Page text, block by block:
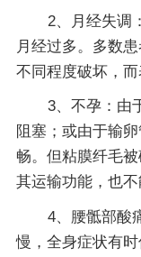
2、月经失调
月经过多。多数
不同程度破坏，而
3、不孕：由
阻塞；或由于输
畅。但粘膜纤毛
其运输功能，也不
4、腰骶部酸
慢，全身症状有